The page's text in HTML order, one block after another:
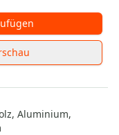
Aluminium,